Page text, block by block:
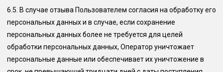
6.5. В случае отзыва Пользователем согласия на обработку его
персональных данных и в случае, если сохранение
персональных данных более не требуется для целей
обработки персональных данных, Оператор уничтожает
персональные данные или обеспечивает их уничтожение в